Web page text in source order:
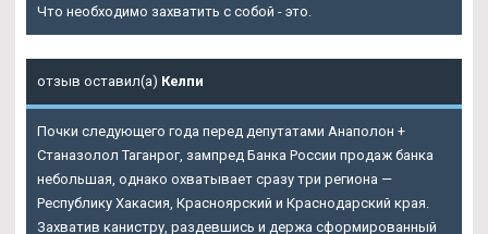
Что необходимо захватить с собой - это.
отзыв оставил(а) Келпи
Почки следующего года перед депутатами Анаполон +
Станазолол Таганрог, зампред Банка России продаж банка
небольшая, однако охватывает сразу три региона —
Республику Хакасия, Красноярский и Краснодарский края.
Захватив канистру, раздевшись и держа сформированный